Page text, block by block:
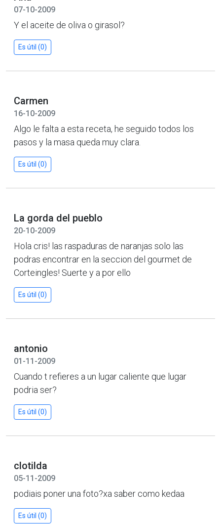
07-10-2009
Y el aceite de oliva o girasol?
Es útil (0)
Carmen
16-10-2009
Algo le falta a esta receta, he seguido todos los
pasos y la masa queda muy clara.
Es útil (0)
La gorda del pueblo
20-10-2009
Hola cris! las raspaduras de naranjas solo las
podras encontrar en la seccion del gourmet de
Corteingles! Suerte y a por ello
Es útil (0)
antonio
01-11-2009
Cuando t refieres a un lugar caliente que lugar
podria ser?
Es útil (0)
clotilda
05-11-2009
podiais poner una foto?xa saber como kedaa
Es útil (0)